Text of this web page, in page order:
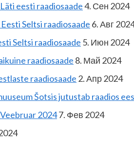
eesti raadiosaade4. Сен 2024
Seltsi raadiosaade 6. Авг
Seltsi raadiosaade 5. Июн 2024
raadiosaade 8. Май 2024
raadiosaade 2. Апр 2024
Šotsis jutustab raadios
20247. Фев 2024